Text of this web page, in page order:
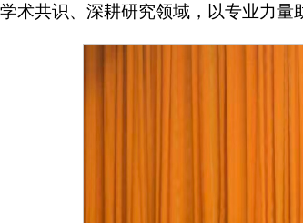
术共识、深耕研究领域，以专业力量